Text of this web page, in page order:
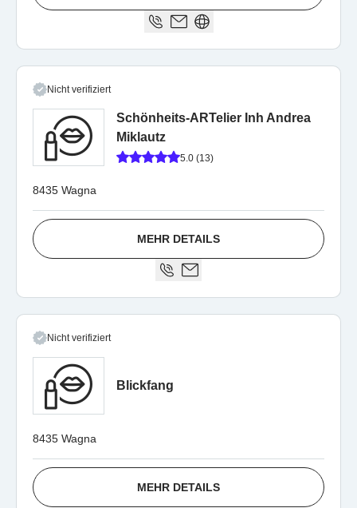
Nicht verifiziert
Schönheits-ARTelier Inh Andrea
Miklautz
5.0 (13)
8435 Wagna
MEHR DETAILS
Nicht verifiziert
Blickfang
8435 Wagna
MEHR DETAILS